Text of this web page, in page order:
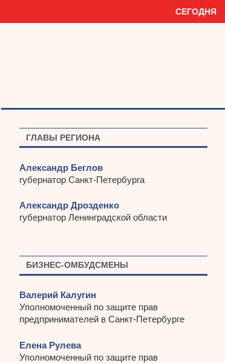
СЕГОДНЯ
ГЛАВЫ РЕГИОНА
Александр Беглов
губернатор Санкт-Петербурга
Александр Дрозденко
губернатор Ленинградской области
БИЗНЕС-ОМБУДСМЕНЫ
Валерий Калугин
Уполномоченный по защите прав
предпринимателей в Санкт-Петербурге
Елена Рулева
Уполномоченный по защите прав